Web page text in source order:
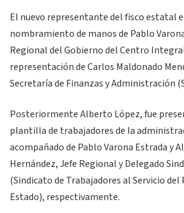
El nuevo representante del fisco estatal
nombramiento de manos de Pablo
Regional del Gobierno del Centro
representación de Carlos Maldonado
Secretaría de Finanzas y Administración
Posteriormente Alberto López, fue
plantilla de trabajadores de la
acompañado de Pablo Varona Estrada y
Hernández, Jefe Regional y Delegado
(Sindicato de Trabajadores al Servicio del
Estado), respectivamente.